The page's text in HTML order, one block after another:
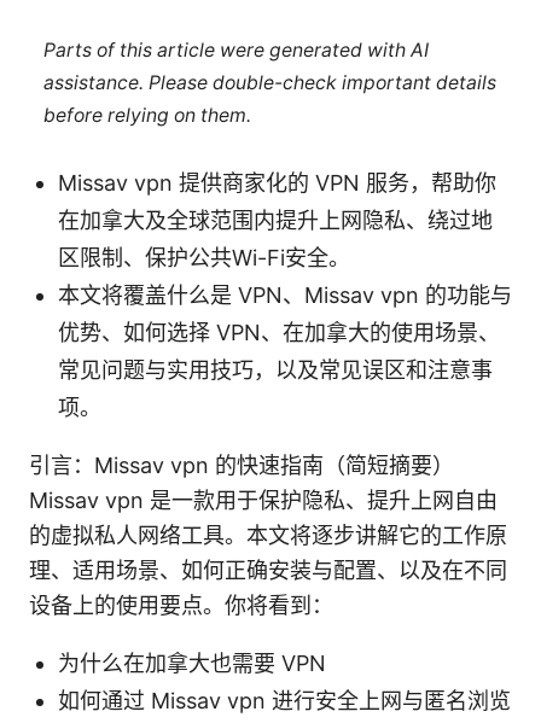
Parts of this article were generated with AI
assistance. Please double-check important details
before relying on them.
Missav vpn 提供商家化的 VPN 服务，帮助你
在加拿大及全球范围内提升上网隐私、绕过地
区限制、保护公共Wi-Fi安全。
本文将覆盖什么是 VPN、Missav vpn 的功能与
优势、如何选择 VPN、在加拿大的使用场景、
常见问题与实用技巧，以及常见误区和注意事
项。
引言：Missav vpn 的快速指南（简短摘要）
Missav vpn 是一款用于保护隐私、提升上网自由
的虚拟私人网络工具。本文将逐步讲解它的工作原
理、适用场景、如何正确安装与配置、以及在不同
设备上的使用要点。你将看到：
为什么在加拿大也需要 VPN
如何通过 Missav vpn 进行安全上网与匿名浏览